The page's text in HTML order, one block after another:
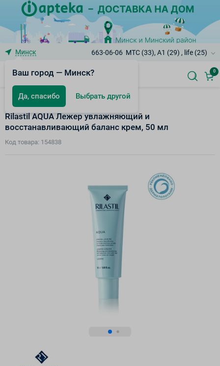
Минск
Ваш город — Минск?
Да, спасибо Выбрать другой
663-06-06 МТС (33), A1 (29) , life (25)
0
Aqua - увлажнение кожи
Rilastil AQUA Лежер увлажняющий и
восстанавливающий баланс крем, 50 мл
Код товара: 154838